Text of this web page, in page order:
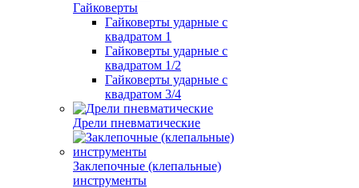
Гайковерты
Гайковерты ударные с
квадратом 1
Гайковерты ударные с
квадратом 1/2
Гайковерты ударные с
квадратом 3/4
Дрели пневматические
Заклепочные (клепальные)
инструменты